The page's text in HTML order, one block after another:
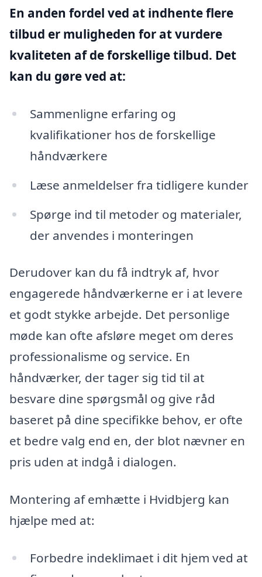
En anden fordel ved at indhente flere
tilbud er muligheden for at vurdere
kvaliteten af de forskellige tilbud. Det
kan du gøre ved at:
Sammenligne erfaring og
kvalifikationer hos de forskellige
håndværkere
Læse anmeldelser fra tidligere kunder
Spørge ind til metoder og materialer,
der anvendes i monteringen
Derudover kan du få indtryk af, hvor
engagerede håndværkerne er i at levere
et godt stykke arbejde. Det personlige
møde kan ofte afsløre meget om deres
professionalisme og service. En
håndværker, der tager sig tid til at
besvare dine spørgsmål og give råd
baseret på dine specifikke behov, er ofte
et bedre valg end en, der blot nævner en
pris uden at indgå i dialogen.
Montering af emhætte i Hvidbjerg kan
hjælpe med at:
Forbedre indeklimaet i dit hjem ved at